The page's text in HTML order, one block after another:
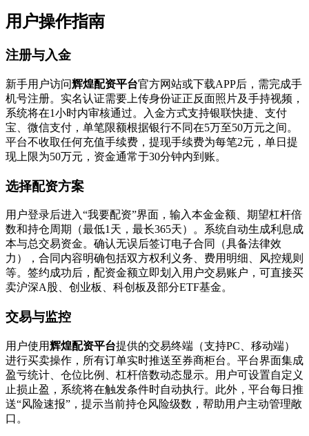
用户操作指南
注册与入金
新手用户访问辉煌配资平台官方网站或下载APP后，需完成手
机号注册。实名认证需要上传身份证正反面照片及手持视频，
系统将在1小时内审核通过。入金方式支持银联快捷、支付
宝、微信支付，单笔限额根据银行不同在5万至50万元之间。
平台不收取任何充值手续费，提现手续费为每笔2元，单日提
现上限为50万元，资金通常于30分钟内到账。
选择配资方案
用户登录后进入“我要配资”界面，输入本金金额、期望杠杆倍
数和持仓周期（最低1天，最长365天）。系统自动生成利息成
本与总交易资金。确认无误后签订电子合同（具备法律效
力），合同内容明确包括双方权利义务、费用明细、风控规则
等。签约成功后，配资金额立即划入用户交易账户，可直接买
卖沪深A股、创业板、科创板及部分ETF基金。
交易与监控
用户使用辉煌配资平台提供的交易终端（支持PC、移动端）
进行买卖操作，所有订单实时推送至券商柜台。平台界面集成
盈亏统计、仓位比例、杠杆倍数动态显示。用户可设置自定义
止损止盈，系统将在触发条件时自动执行。此外，平台每日推
送“风险速报”，提示当前持仓风险级数，帮助用户主动管理敞
口。